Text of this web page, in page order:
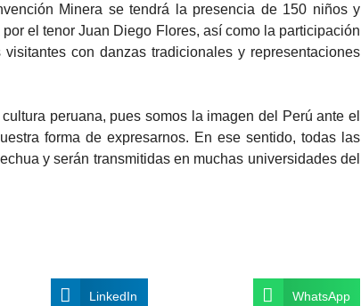
Minera se tendrá la presencia de 150 niños y
el tenor Juan Diego Flores, así como la participación
con danzas tradicionales y representaciones
peruana, pues somos la imagen del Perú ante el
forma de expresarnos. En ese sentido, todas las
y serán transmitidas en muchas universidades del
LinkedIn WhatsApp